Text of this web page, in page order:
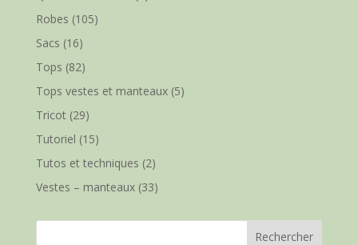
Robes (105)
Sacs (16)
Tops (82)
Tops vestes et manteaux(5)
Tricot(29)
Tutoriel (15)
Tutos et techniques (2)
Vestes – manteaux(33)